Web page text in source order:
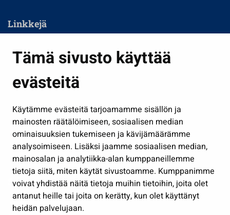
Tämä sivusto käyttää
evästeitä
Käytämme evästeitä tarjoamamme sisällön ja
mainosten räätälöimiseen, sosiaalisen median
ominaisuuksien tukemiseen ja kävijämäärämme
analysoimiseen. Lisäksi jaamme sosiaalisen median,
mainosalan ja analytiikka-alan kumppaneillemme
tietoja siitä, miten käytät sivustoamme. Kumppanimme
voivat yhdistää näitä tietoja muihin tietoihin, joita olet
antanut heille tai joita on kerätty, kun olet käyttänyt
heidän palvelujaan.
Linkkejä
Kasvatus ja opetus
Kulttuuri ja liikunta
Työ ja yrittäminen
Osallistu ja asioi
Näytä omat evästeasetukseni
Seuraa meitä